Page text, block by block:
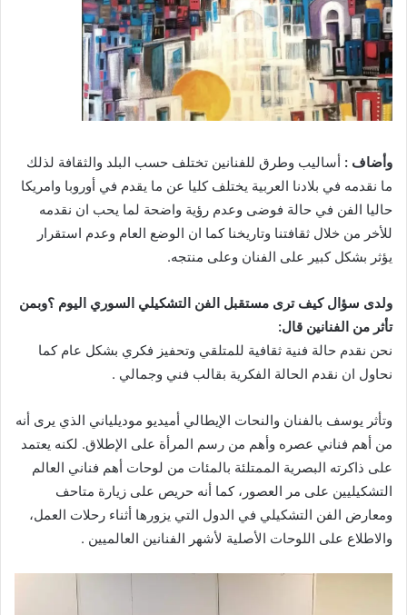
وأضاف : أساليب وطرق للفنانين تختلف حسب البلد والثقافة لذلك
ما نقدمه في بلادنا العربية يختلف كليا عن ما يقدم في أوروبا وامريكا
حاليا الفن في حالة فوضى وعدم رؤية واضحة لما يحب ان نقدمه
للأخر من خلال ثقافتنا وتاريخنا كما ان الوضع العام وعدم استقرار
يؤثر بشكل كبير على الفنان وعلى منتجه.
ولدى سؤال كيف ترى مستقبل الفن التشكيلي السوري اليوم ؟وبمن
تأثر من الفنانين قال:
نحن نقدم حالة فنية ثقافية للمتلقي وتحفيز فكري بشكل عام كما
نحاول ان نقدم الحالة الفكرية بقالب فني وجمالي .
وتأثر يوسف بالفنان والنحات الإيطالي أميديو موديلياني الذي يرى أنه
من أهم فناني عصره وأهم من رسم المرأة على الإطلاق. لكنه يعتمد
على ذاكرته البصرية الممتلئة بالمئات من لوحات أهم فناني العالم
التشكيليين على مر العصور، كما أنه حريص على زيارة متاحف
ومعارض الفن التشكيلي في الدول التي يزورها أثناء رحلات العمل،
والاطلاع على اللوحات الأصلية لأشهر الفنانين العالميين .